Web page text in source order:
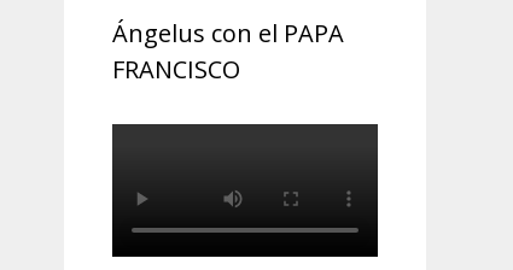
Ángelus con el PAPA
FRANCISCO